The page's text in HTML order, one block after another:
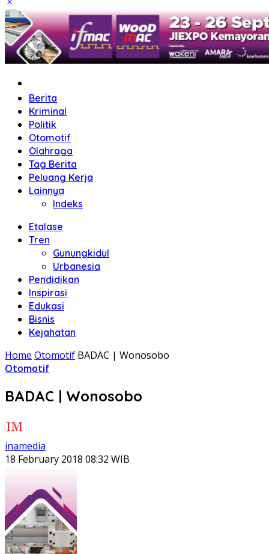
Berita
Kriminal
Politik
Otomotif
Olahraga
Tag Berita
Peluang Kerja
Lainnya
Indeks
Etalase
Tren
Gunungkidul
Urbanesia
Pendidikan
Inspirasi
Edukasi
Bisnis
Kejahatan
Home Otomotif BADAC | Wonosobo
Otomotif
BADAC | Wonosobo
inamedia
18 February 2018 08:32 WIB